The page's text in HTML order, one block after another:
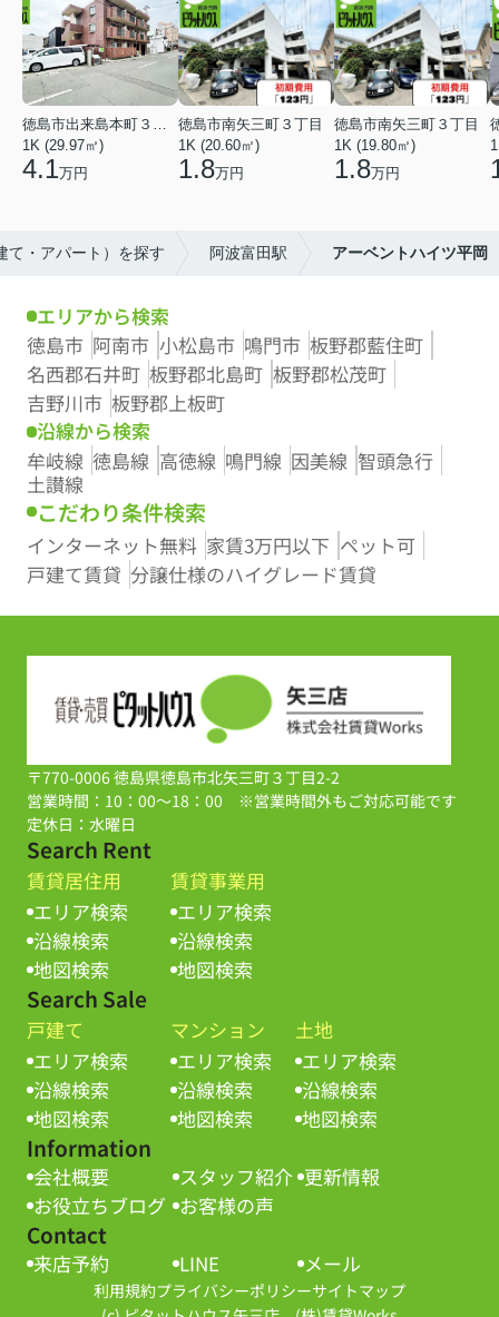
1K (29.97㎡)
4.1万円
徳島市南矢三町３丁目
1K (20.60㎡)
1.8万円
徳島市南矢三町３丁目
1K (19.80㎡)
1.8万円
て・アパート）を探す 阿波富田駅 アーベントハイツ平岡
エリアから検索
徳島市 阿南市 小松島市 鳴門市 板野郡藍住町
名西郡石井町 板野郡北島町 板野郡松茂町
吉野川市 板野郡上板町
沿線から検索
牟岐線 徳島線 高徳線 鳴門線 因美線 智頭急行
土讃線
こだわり条件検索
インターネット無料 家賃3万円以下 ペット可
戸建て賃貸 分譲仕様のハイグレード賃貸
〒770-0006 徳島県徳島市北矢三町３丁目2-2
営業時間：10：00～18：00 ※営業時間外もご対応可能です
定休日：水曜日
Search Rent
賃貸居住用
エリア検索
沿線検索
地図検索
賃貸事業用
エリア検索
沿線検索
地図検索
Search Sale
戸建て
エリア検索
沿線検索
地図検索
マンション
エリア検索
沿線検索
地図検索
土地
エリア検索
沿線検索
地図検索
Information
会社概要 スタッフ紹介 更新情報
お役立ちブログ お客様の声
Contact
来店予約 LINE メール
利用規約プライバシーポリシーサイトマップ